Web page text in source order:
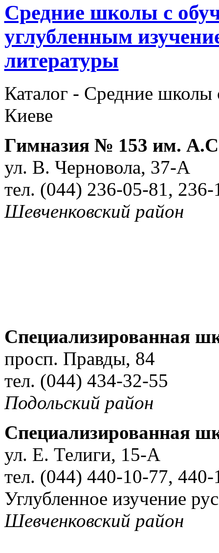
Средние школы с
углубленным
литературы
Каталог - Средние школы
Киеве
Гимназия № 153 им.
ул. В. Черновола, 37-А
тел. (044) 236-05-81, 236-
Шевченковский район
Специализированная
просп. Правды, 84
тел. (044) 434-32-55
Подольский район
Специализированная
ул. Е. Телиги, 15-А
тел. (044) 440-10-77, 440-
Углубленное изучение
Шевченковский район